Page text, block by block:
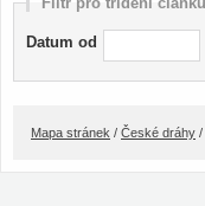
Datum od
Mapa stránek / České dráhy /